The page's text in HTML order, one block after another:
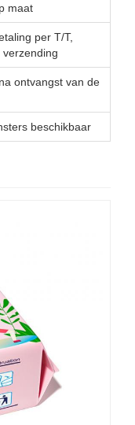
maat
per T/T,
ontvangst van de
beschikbaar